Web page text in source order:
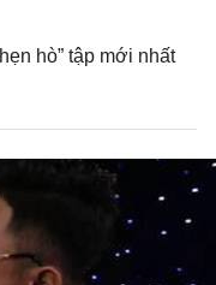
hò” tập mới nhất